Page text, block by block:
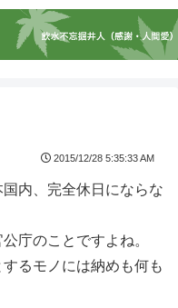
2015/12/28 5:35:33 AM
内、完全休日にならな
庁のことですよね。
るモノには納めも何も